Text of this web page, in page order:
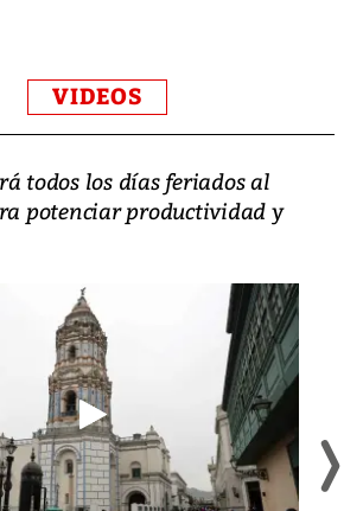
VIDEOS
todos los días feriados al
potenciar productividad y